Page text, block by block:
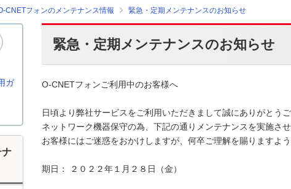
CNETフォンのメンテナンス情報 緊急・定期メンテナンスのお知らせ
緊急・定期メンテナンスのお知らせ
O-CNETフォンご利用中のお客様へ
日頃より弊社サービスをご利用いただきまして誠にありがとうご
ネットワーク機器保守の為、下記の通りメンテナンスを実施させ
お客様にはご迷惑をおかけしますが、何卒ご理解を賜りますよう
期日： ２０２２年１月２８日（金）
ガ
ナ